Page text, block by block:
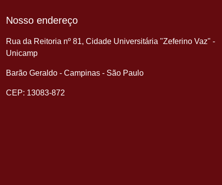
Nosso endereço
Rua da Reitoria nº 81, Cidade Universitária "Zeferino Vaz" -
Unicamp
Barão Geraldo - Campinas - São Paulo
CEP: 13083-872